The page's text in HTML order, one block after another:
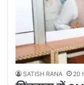
SATISH RANA 20